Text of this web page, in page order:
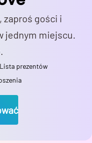
zaproś gości i
jednym miejscu.
Lista prezentów